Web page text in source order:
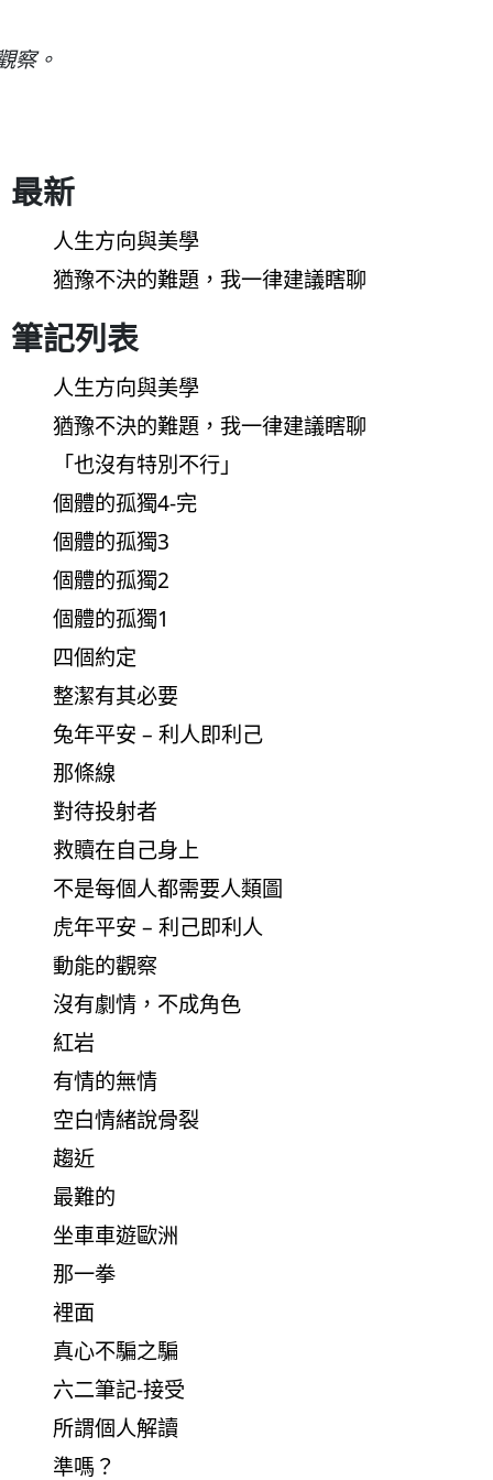
察。
最新
人生方向與美學
猶豫不決的難題，我一律建議瞎聊
筆記列表
人生方向與美學
猶豫不決的難題，我一律建議瞎聊
「也沒有特別不行」
個體的孤獨4-完
個體的孤獨3
個體的孤獨2
個體的孤獨1
四個約定
整潔有其必要
兔年平安 – 利人即利己
那條線
對待投射者
救贖在自己身上
不是每個人都需要人類圖
虎年平安 – 利己即利人
動能的觀察
沒有劇情，不成角色
紅岩
有情的無情
空白情緒說骨裂
趨近
最難的
坐車車遊歐洲
那一拳
裡面
真心不騙之騙
六二筆記-接受
所謂個人解讀
準嗎？